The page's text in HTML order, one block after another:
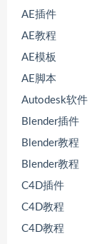
AE插件
AE教程
AE模板
AE脚本
Autodesk软件
Blender插件
Blender教程
Blender教程
C4D插件
C4D教程
C4D教程